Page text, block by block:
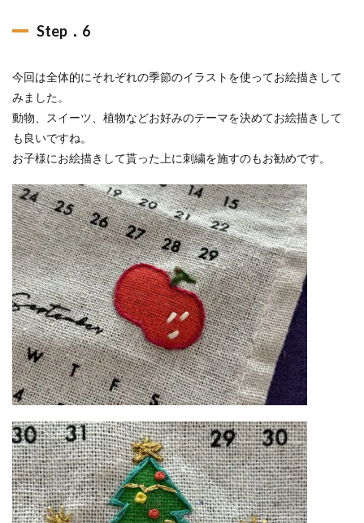
Step．6
今回は全体的にそれぞれの季節のイラストを使ってお絵描きして
みました。
動物、スイーツ、植物などお好みのテーマを決めてお絵描きして
も良いですね。
お子様にお絵描きして貰った上に刺繍を施すのもお勧めです。